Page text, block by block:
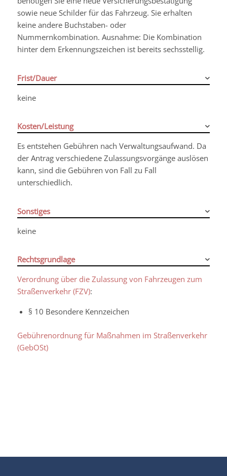
sowie neue Schilder für das Fahrzeug. Sie erhalten
keine andere Buchstaben- oder
Nummernkombination. Ausnahme: Die Kombination
hinter dem Erkennungszeichen ist bereits sechsstellig.
Frist/Dauer
keine
Kosten/Leistung
Es entstehen Gebühren nach Verwaltungsaufwand. Da
der Antrag verschiedene Zulassungsvorgänge auslösen
kann, sind die Gebühren von Fall zu Fall
unterschiedlich.
Sonstiges
keine
Rechtsgrundlage
Verordnung über die Zulassung von Fahrzeugen zum
Straßenverkehr (FZV):
§ 10 Besondere Kennzeichen
Gebührenordnung für Maßnahmen im Straßenverkehr
(GebOSt)